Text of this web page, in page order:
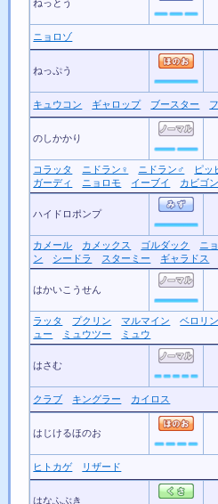
ねっとう
ニョロゾ
ねっぷう
キュウコン ギャロップ ブースター
のしかかり
コラッタ ニドラン♀ ニドラン♂ ピッ
ガーディ
ニョロモ イーブイ カビゴン
ハイドロポンプ
カメール カメックス ゴルダック ニ
ン
シードラ スターミー ギャラドス
はかいこうせん
ラッタ プクリン マルマイン ベロリ
ュー
ミュウツー ミュウ
はさむ
クラブ キングラー カイロス
はじけるほのお
ヒトカゲ リザード
はなふぶき